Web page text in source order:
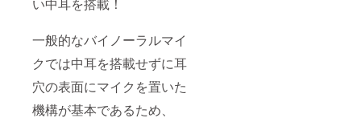
一般的なバイノーラルマイ
クでは中耳を搭載せずに耳
穴の表面にマイクを置いた
機構が基本であるため、